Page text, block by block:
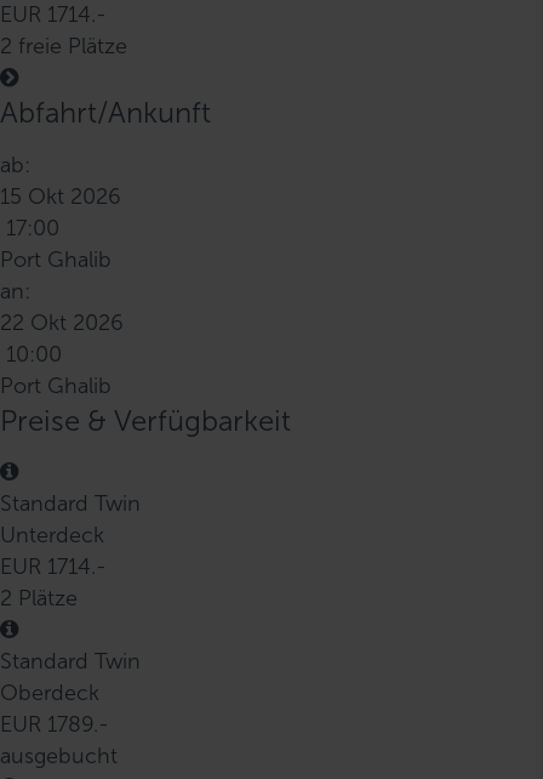
EUR 1714.-
2 freie Plätze
Abfahrt/Ankunft
ab:
15 Okt 2026
17:00
Port Ghalib
an:
22 Okt 2026
10:00
Port Ghalib
Preise & Verfügbarkeit
Standard Twin
Unterdeck
EUR 1714.-
2 Plätze
Standard Twin
Oberdeck
EUR 1789.-
ausgebucht